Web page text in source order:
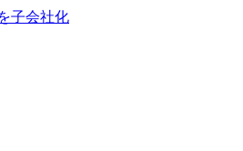
子会社化